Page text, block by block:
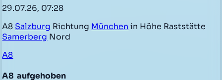
29.07.26, 07:28
A8 Salzburg Richtung München in Höhe Raststätte
Samerberg Nord
A8
A8 aufgehoben